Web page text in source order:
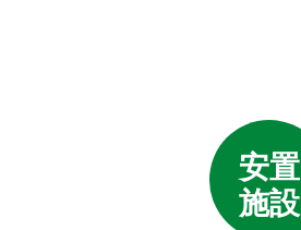
安置
施設